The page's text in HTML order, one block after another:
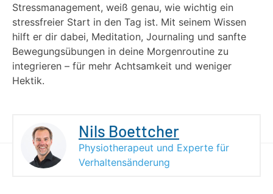
Stressmanagement, weiß genau, wie wichtig ein
stressfreier Start in den Tag ist. Mit seinem Wissen
hilft er dir dabei, Meditation, Journaling und sanfte
Bewegungsübungen in deine Morgenroutine zu
integrieren – für mehr Achtsamkeit und weniger
Hektik.
Nils Boettcher
Physiotherapeut und Experte für
Verhaltensänderung